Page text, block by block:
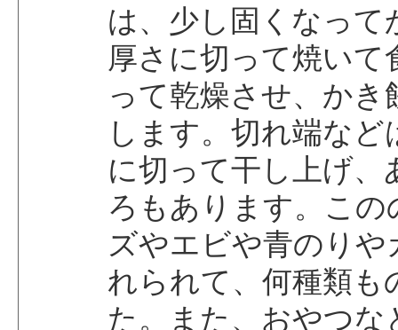
は、少し固くなって
厚さに切って焼いて
って乾燥させ、か
します。切れ端な
に切って干し上げ
ろもあります。こ
ズやエビや青のり
れられて、何種類も
た。また、おやつ